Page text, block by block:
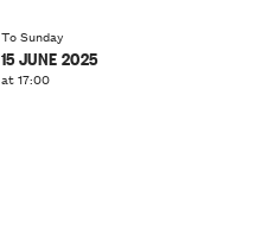
To Sunday
15 JUNE 2025
at 17:00